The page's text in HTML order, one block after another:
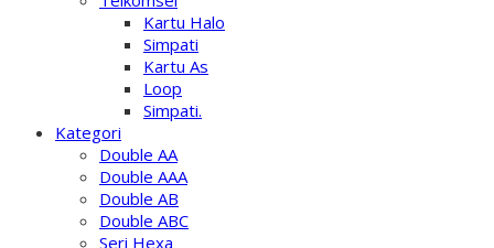
Kartu Halo
Simpati
Kartu As
Loop
Simpati.
Kategori
Double AA
Double AAA
Double AB
Double ABC
Seri Hexa